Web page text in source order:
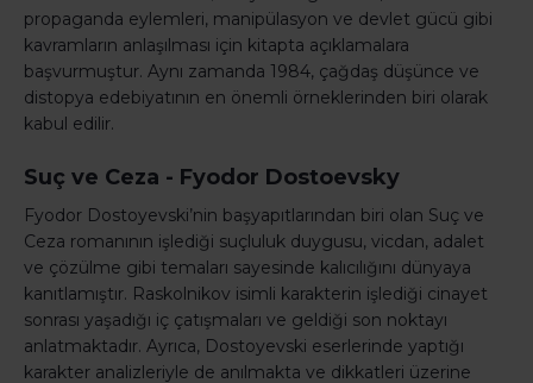
propaganda eylemleri, manipülasyon ve devlet gücü gibi
kavramların anlaşılması için kitapta açıklamalara
başvurmuştur. Aynı zamanda 1984, çağdaş düşünce ve
distopya edebiyatının en önemli örneklerinden biri olarak
kabul edilir.
Suç ve Ceza - Fyodor Dostoevsky
Fyodor Dostoyevski’nin başyapıtlarından biri olan Suç ve
Ceza romanının işlediği suçluluk duygusu, vicdan, adalet
ve çözülme gibi temaları sayesinde kalıcılığını dünyaya
kanıtlamıştır. Raskolnikov isimli karakterin işlediği cinayet
sonrası yaşadığı iç çatışmaları ve geldiği son noktayı
anlatmaktadır. Ayrıca, Dostoyevski eserlerinde yaptığı
karakter analizleriyle de anılmakta ve dikkatleri üzerine